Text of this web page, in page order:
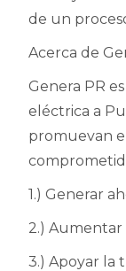
de un
Acerca de
Genera PR
eléctrica a
promuevan
1.) Generar
2.) Aumentar
3.) Apoyar la